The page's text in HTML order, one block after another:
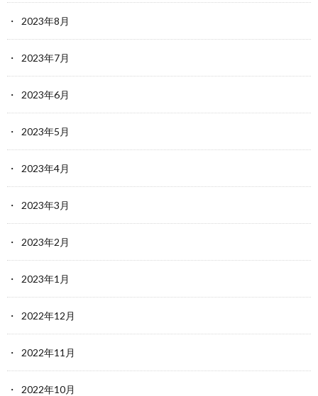
2023年8月
2023年7月
2023年6月
2023年5月
2023年4月
2023年3月
2023年2月
2023年1月
2022年12月
2022年11月
2022年10月